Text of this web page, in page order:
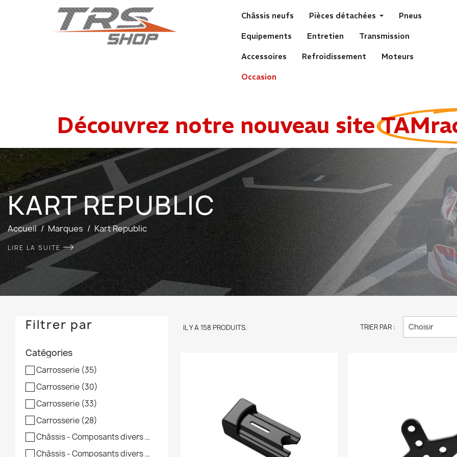
Châssis neufs Pièces détachées Pneus
Equipements Entretien Transmission
Accessoires Refroidissement Moteurs
Occasion
Découvrez notre nouveau site
KART REPUBLIC
Accueil Marques Kart Republic
LIRE LA SUITE
Filtrer par
Catégories
Carrosserie (35)
Carrosserie (30)
Carrosserie (33)
Carrosserie (28)
Châssis - Composants divers
(7)
Châssis - Composants divers
(7)
IL Y A 158 PRODUITS. TRIER PAR : Choisir